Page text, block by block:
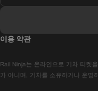
Rail Ninja는 온라인으로 기차 티켓
가 아니며, 기차를 소유하거나 운영
이용 약관